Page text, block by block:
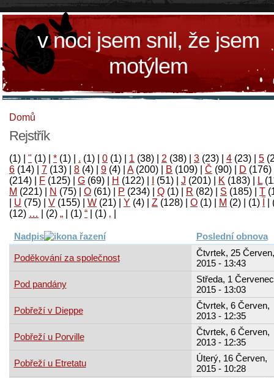
v noci jsem snil, že jsem
motýlem
Domů
Rejstřík
(1) " (1) * (1) . (1) 0 (1) 1 (38) 2 (38) 3 (23) 4 (23) 5
6 (14) 7 (13) 8 (4) 9 (4) A(200) B (109) Č (90) D (176)
(214)
F (125) G (69) H (122) (51) J (201) K (183) L
M (221) N (75) O (61) P (234) Q (1) R (82) S (185) T
U (75) V (155) W (21) Y (4) Z (128) Ο (1) М (2)
(1)
‚
(1)
“
(1)
„
(2)
…
(12)
Nadpis Poslední obnova
Poděkování za společnost
Čtvrtek, 25 Červen,
2015 - 13:43
Pod pandány
Středa, 1
2015 - 13:03
Pobřeží v Dieppe
Čtvrtek, 6 Červen,
2013 - 12:35
Pobřeží u Porville
Čtvrtek, 6 Červen,
2013 - 12:35
Pobřeží u Etretatu
Úterý, 16 Červen,
2015 - 10:28